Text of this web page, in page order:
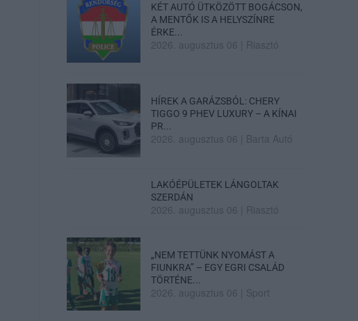
KÉT AUTÓ ÜTKÖZÖTT BOGÁCSON,
A MENTŐK IS A HELYSZÍNRE
ÉRKE...
2026. augusztus 06 Riasztó
HÍREK A GARÁZSBÓL: CHERY
TIGGO 9 PHEV LUXURY – A KÍNAI
PR...
2026. augusztus 06 Barta Autó
LAKÓÉPÜLETEK LÁNGOLTAK
SZERDÁN
2026. augusztus 06 Riasztó
„NEM TETTÜNK NYOMÁST A
FIUNKRA” – EGY EGRI CSALÁD
TÖRTÉNE...
2026. augusztus 06 Sport